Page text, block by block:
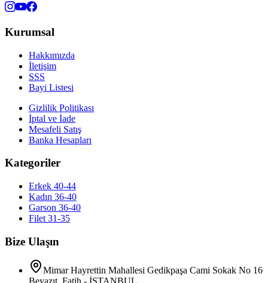
Kurumsal
Hakkımızda
İletişim
SSS
Bayi Listesi
Gizlilik Politikası
İptal ve İade
Mesafeli Satış
Banka Hesapları
Kategoriler
Erkek 40-44
Kadın 36-40
Garson 36-40
Filet 31-35
Bize Ulaşın
Mimar Hayrettin Mahallesi Gedikpaşa Cami Sokak No 16